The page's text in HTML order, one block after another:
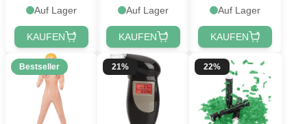
Auf Lager
KAUFEN
Auf Lager
KAUFEN
Auf Lager
KAUFEN
Bestseller 21% 22%